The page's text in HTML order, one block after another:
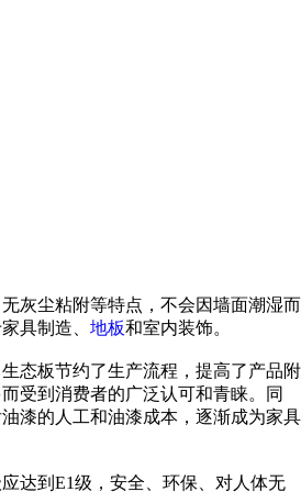
灰尘粘附等特点，不会因墙面潮湿而
具制造、 地板和室内装饰。
态板节约了生产流程，提高了产品附
受到消费者的广泛认可和青睐。同
漆的人工和油漆成本，逐渐成为家具
达到E1级，安全、环保、对人体无